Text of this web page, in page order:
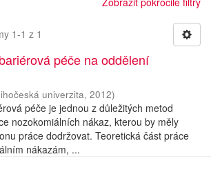
1-1 z 1
péče na oddělení
univerzita, 2012)
péče je jednou z důležitých metod
nozokomiálních nákaz, kterou by měly
práce dodržovat. Teoretická část práce
nákazám, ...